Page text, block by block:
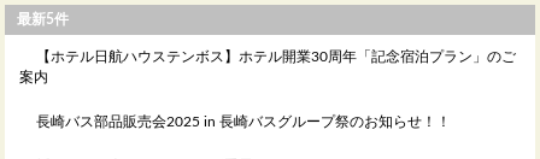
最新5件
【ホテル日航ハウステンボス】ホテル開業30周年「記念宿泊プラン」のご
案内
長崎バス部品販売会2025 in 長崎バスグループ祭のお知らせ！！